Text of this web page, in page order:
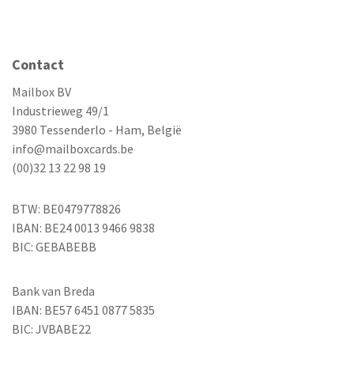
Contact
Mailbox BV
Industrieweg 49/1
3980 Tessenderlo - Ham, België
info@mailboxcards.be
(00)32 13 22 98 19
BTW: BE0479778826
IBAN: BE24 0013 9466 9838
BIC: GEBABEBB
Bank van Breda
IBAN: BE57 6451 0877 5835
BIC: JVBABE22